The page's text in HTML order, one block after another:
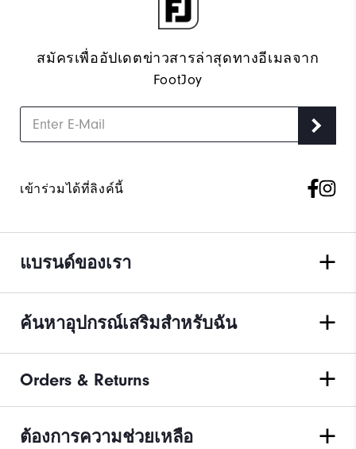
สมัครเพื่ออัปเดตข่าวสารล่าสุดทางอีเมลจาก
FootJoy
เข้าร่วมได้ที่ลิงค์นี้
แบรนด์ของเรา
ค้นหาอุปกรณ์เสริมสำหรับฉัน
Orders & Returns
ต้องการความช่วยเหลือ